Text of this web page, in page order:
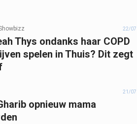
22/07
Thys ondanks haar COPD
spelen in Thuis? Dit zegt
21/07
opnieuw mama